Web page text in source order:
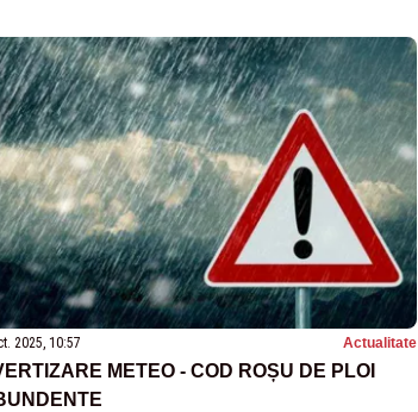
2025, 10:57 Actualitate
METEO - COD ROȘU DE PLOI